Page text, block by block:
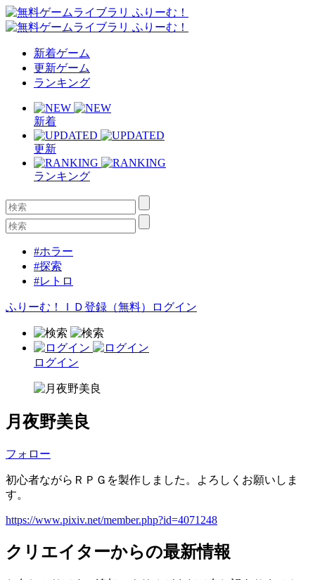
新着ゲーム
更新ゲーム
ランキング
新着
更新
ランキング
#ホラー
#探索
#レトロ
ふりーむ！ＩＤ登録（無料） ログイン
ログイン
月夜野美良
フォロー
初心者ながらＲＰＧを製作しました。よろしくお願いしま
す。
https://www.pixiv.net/member.php?id=4071248
クリエイターからの最新情報